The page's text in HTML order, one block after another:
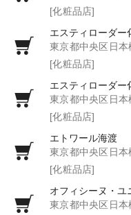
[化粧品店]
エスティローダ
東京都中央区日本
[化粧品店]
エスティローダ
東京都中央区日本
[化粧品店]
エトワール海渡
東京都中央区日本
[化粧品店]
オフィシーヌ・ユ
東京都中央区日本